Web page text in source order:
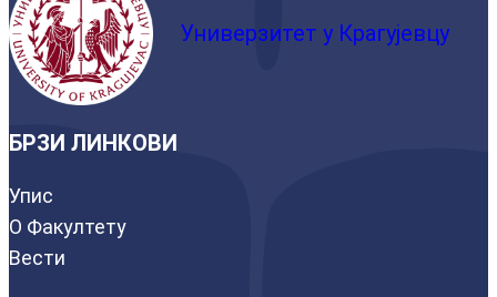
Универзитет у Крагујевцу
БРЗИ ЛИНКОВИ
Упис
О Факултету
Вести